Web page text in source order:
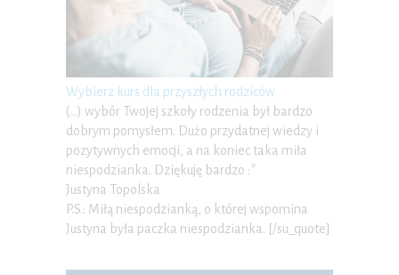
Wybierz kurs dla przyszłych rodziców
(…) wybór Twojej szkoły rodzenia był bardzo
dobrym pomysłem. Dużo przydatnej wiedzy i
pozytywnych emocji, a na koniec taka miła
niespodzianka. Dziękuję bardzo :*
Justyna Topolska
P.S.: Miłą niespodzianką, o której wspomina
Justyna była paczka niespodzianka. [/su_quote]